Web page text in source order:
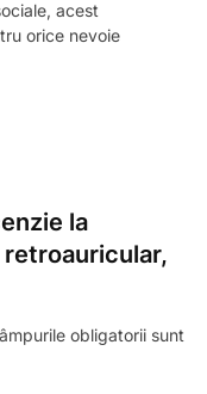
acest
orice nevoie
la
obligatorii sunt